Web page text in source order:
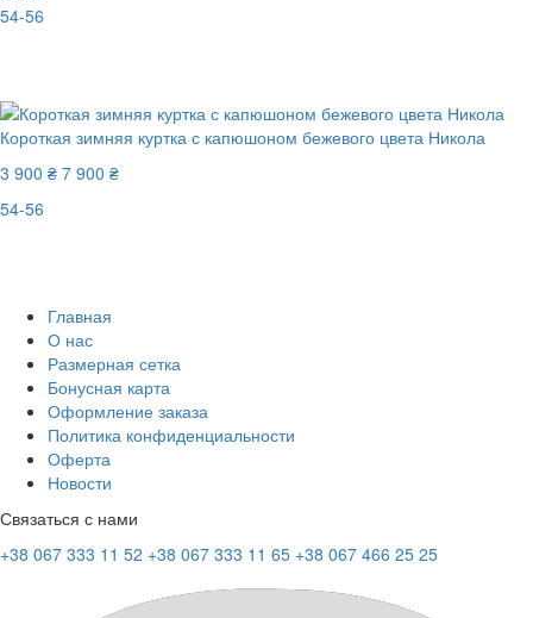
54-56
Короткая зимняя куртка с капюшоном бежевого цвета Никола
3 900 ₴ 7 900 ₴
54-56
Главная
О нас
Размерная сетка
Бонусная карта
Оформление заказа
Политика конфиденциальности
Оферта
Новости
Связаться с нами
+38 067 333 11 52 +38 067 333 11 65 +38 067 466 25 25